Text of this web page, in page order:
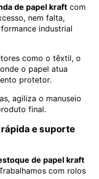
de papel kraft com
nem falta,
industrial
como o têxtil, o
o papel atua
protetor.
agiliza o manuseio
final.
e suporte
de papel kraft
com rolos